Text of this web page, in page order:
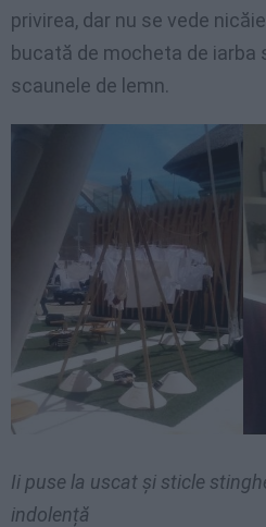
privirea, dar nu se vede
bucată de mocheta de
scaunele de lemn.
Ii puse la uscat și sticle
indolență